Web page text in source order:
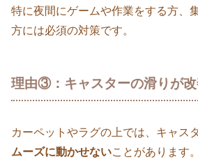
特に夜間にゲームや作業をする方、
方には必須の対策です。
理由③：キャスターの滑りが
カーペットやラグの上では、キャス
ムーズに動かせないことがあります。